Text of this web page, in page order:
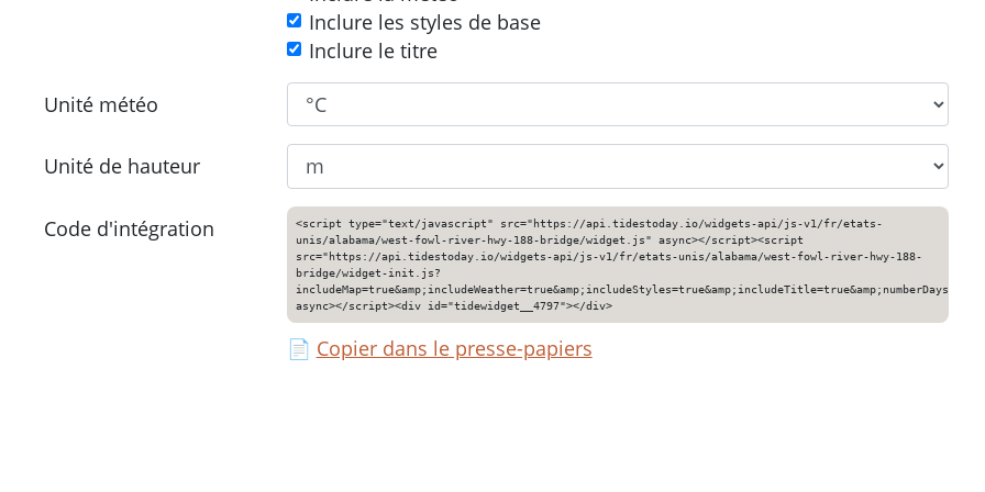
Inclure les styles de base
Inclure le titre
Unité météo
Unité de hauteur
Code d'intégration
<script type="text/javascript" src="https://api.tidestoday.io/widgets-api/js-v1/fr/etats-
unis/alabama/west-fowl-river-hwy-188-bridge/widget.js" async></script><script
src="https://api.tidestoday.io/widgets-api/js-v1/fr/etats-unis/alabama/west-fowl-river-hwy-188-
bridge/widget-init.js?
async></script><div id="tidewidget__4797"></div>
📄 Copier dans le presse-papiers